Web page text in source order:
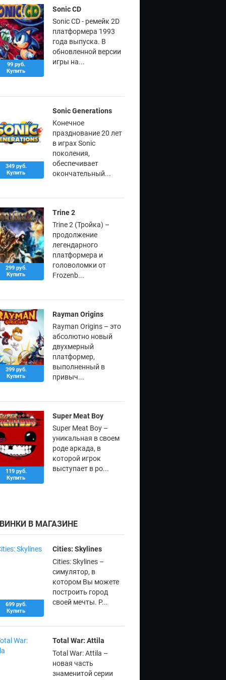
99 руб.
Купить
Sonic CD
Sonic CD - ремейк 2D
платформера 1993
года выпуска. В
обновленной версии
игры на...
349 руб.
Купить
Sonic Generations
Конечное
празднование 20 лет
в играх Sonic
поколения,
обеспечивает
окончательный...
299 руб.
Купить
Trine 2
Trine 2 (Тройка) –
продолжение
легендарного
платформера и
головоломки от
Frozenb...
399 руб.
Купить
Rayman Origins
Rayman Origins – это
абсолютно новый
двухмерный
платформер,
выполненный в
привыч...
119 руб.
Купить
Super Meat Boy
Super Meat Boy –
уникальная в своем
роде аркада, в
которой игрок
выступает в ро...
В МАГАЗИНЕ
699 руб.
Купить
Cities: Skylines
Cities: Skylines –
симулятор, в
котором Вы можете
построить город
своей мечты. Р...
Total War: Attila
Total War: Attila –
новая часть
знаменитой серии